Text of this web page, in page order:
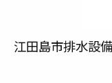
江田島市排水設